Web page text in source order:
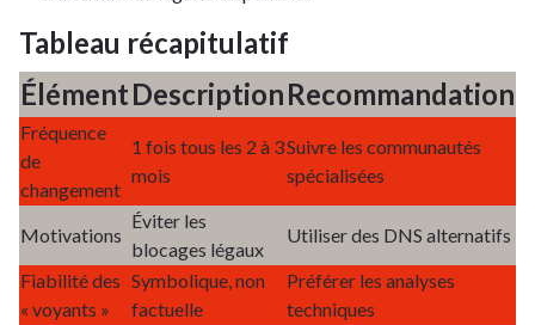
Tableau récapitulatif
ÉlémentDescriptionRecommandation
Fréquence
de
changement
1 fois tous les 2 à 3
mois
Suivre les communautés
spécialisées
Motivations
Éviter les
blocages légaux
Utiliser des DNS alternatifs
Fiabilité des
« voyants »
Symbolique, non
factuelle
Préférer les analyses
techniques